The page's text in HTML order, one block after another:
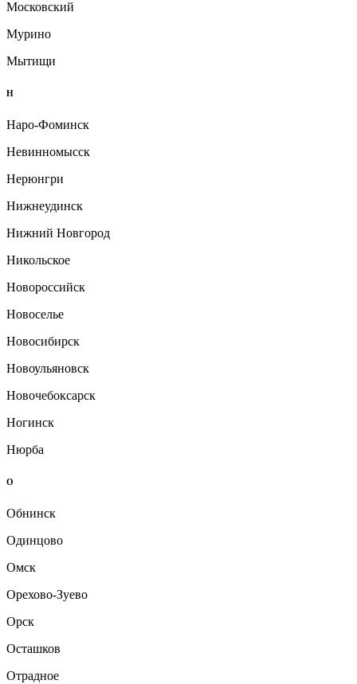
Московский
Мурино
Мытищи
Н
Наро-Фоминск
Невинномысск
Нерюнгри
Нижнеудинск
Нижний Новгород
Никольское
Новороссийск
Новоселье
Новосибирск
Новоульяновск
Новочебоксарск
Ногинск
Нюрба
О
Обнинск
Одинцово
Омск
Орехово-Зуево
Орск
Осташков
Отрадное